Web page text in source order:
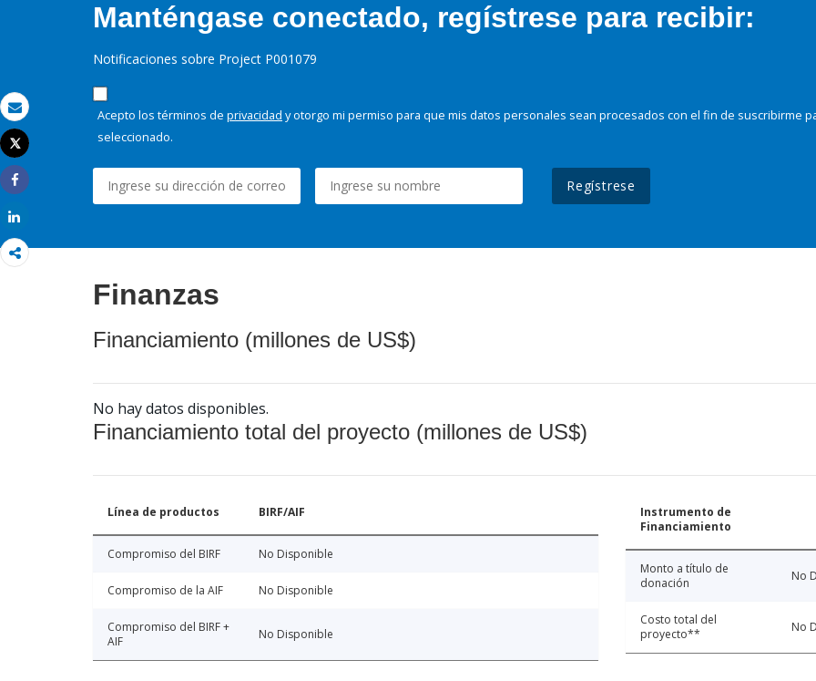
Correo electrónico
Imprimir
Tweet
Share
Manténgase conectado, regístrese para recibir:
Notificaciones sobre Project P001079
Acepto los términos de privacidad y otorgo mi permiso para que mis datos personales sean procesados con el fin de suscribirme
seleccionado.
Regístrese
Finanzas
Financiamiento (millones de US$)
No hay datos disponibles.
Financiamiento total del proyecto (millones de US$)
Línea de productos BIRF/AIF
Compromiso del BIRF No Disponible
Compromiso de la AIF No Disponible
Compromiso del BIRF +
AIF
No Disponible
Instrumento de
Financiamiento
Monto a título de
donación
No
Costo total del
proyecto**
No